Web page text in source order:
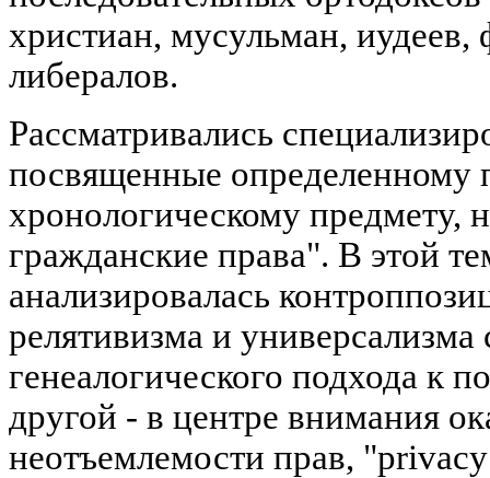
христиан, мусульман, иудеев,
либералов.
Рассматривались
посвященные определенному
хронологическому предмету,
гражданские права". В этой
анализировалась
релятивизма и универсализма
генеалогического подхода к
другой - в центре внимания
неотъемлемости прав,